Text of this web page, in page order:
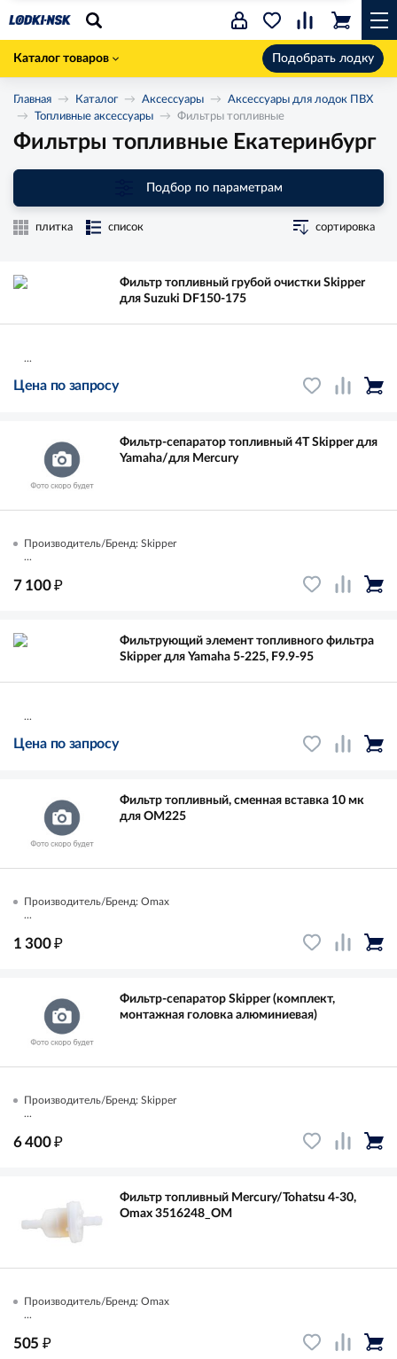
Каталог товаров Подобрать лодку
Главная Каталог Аксессуары
Аксессуары для лодок ПВХ
Топливные аксессуары
Фильтры топливные
Фильтры топливные Екатеринбург
Подбор по параметрам
плитка список сортировка
Фильтр топливный грубой очистки Skipper
для Suzuki DF150-175
...
Цена по запросу
Фильтр-сепаратор топливный 4T Skipper для
Yamaha/для Mercury
Производитель/Бренд: Skipper
...
7 100₽
Фильтрующий элемент топливного фильтра
Skipper для Yamaha 5-225, F9.9-95
...
Цена по запросу
Фильтр топливный, сменная вставка 10 мк
для OM225
Производитель/Бренд: Omax
...
1 300₽
Фильтр-сепаратор Skipper (комплект,
монтажная головка алюминиевая)
Производитель/Бренд: Skipper
...
6 400₽
Фильтр топливный Mercury/Tohatsu 4-30,
Omax 3516248_OM
Производитель/Бренд: Omax
...
505 ₽